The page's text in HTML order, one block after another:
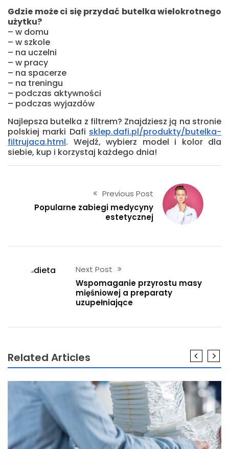
Gdzie może ci się przydać butelka wielokrotnego
użytku?
– w domu
– w szkole
– na uczelni
– w pracy
– na spacerze
– na treningu
– podczas aktywności
– podczas wyjazdów
Najlepsza butelka z filtrem? Znajdziesz ją na stronie
polskiej marki Dafi sklep.dafi.pl/produkty/butelka-
filtrujaca.html. Wejdź, wybierz model i kolor dla
siebie, kup i korzystaj każdego dnia!
Previous Post
Popularne zabiegi medycyny
estetycznej
Next Post
Wspomaganie przyrostu masy
mięśniowej a preparaty
uzupełniające
Related Articles